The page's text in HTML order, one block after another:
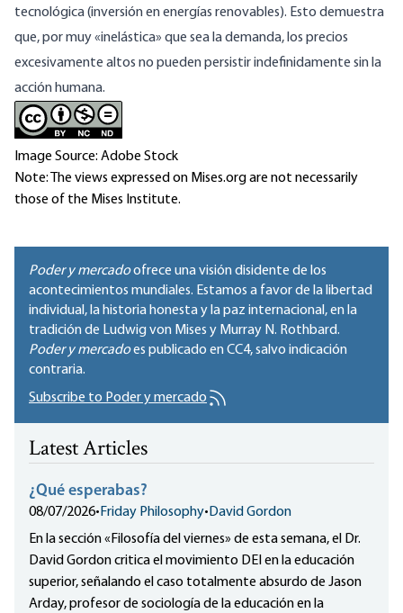
tecnológica (inversión en energías renovables). Esto demuestra
que, por muy «inelástica» que sea la demanda, los precios
excesivamente altos no pueden persistir indefinidamente sin la
acción humana.
Image Source: Adobe Stock
Note: The views expressed on Mises.org are not necessarily
those of the Mises Institute.
Poder y mercadoofrece una visión disidente de los
acontecimientos mundiales. Estamos a favor de la libertad
individual, la historia honesta y la paz internacional, en la
tradición de Ludwig von Mises y Murray N. Rothbard.
Poder y mercadoes publicado enCC4, salvo indicación
contraria.
Subscribe to Poder y mercado
Latest Articles
¿Qué esperabas?
08/07/2026• Friday Philosophy• David Gordon
En la sección «Filosofía del viernes» de esta semana, el Dr.
David Gordon critica el movimiento DEI en la educación
superior, señalando el caso totalmente absurdo de Jason
Arday, profesor de sociología de la educación en la